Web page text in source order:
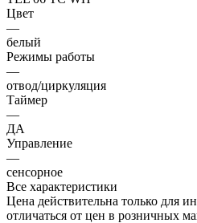
Цвет
—
белый
Режимы работы
—
отвод/циркуляция
Таймер
—
ДА
Управление
—
сенсорное
Все характеристики
Цена действительна только для
отличаться от цен в розничных